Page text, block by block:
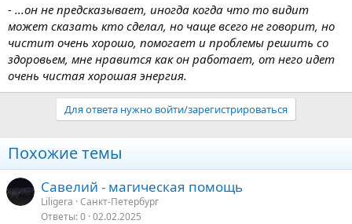
- ...он не предсказывает, иногда когда что то видит
может сказать кто сделал, но чаще всего не говорит, но
чистит очень хорошо, помогает и проблемы решить со
здоровьем, мне нравится как он работает, от него идет
очень чистая хорошая энергия.
Для ответа нужно войти/зарегистрироваться
Похожие темы
Савелий - магическая помощь
Liligera Санкт-Петербург
Ответы 0 02.02.2025